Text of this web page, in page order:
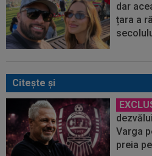
dar
țara a
Citeşte şi
Varga
preia